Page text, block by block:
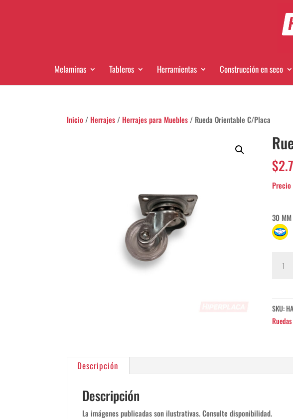
Melaminas Tableros Herramientas Construcción en seco
Inicio / Herrajes / Herrajes para Muebles / Rueda Orientable C/Placa
$
30 MM
SKU:
Ruedas
Descripción
Descripción
La imágenes publicadas son ilustrativas. Consulte disponibilidad.